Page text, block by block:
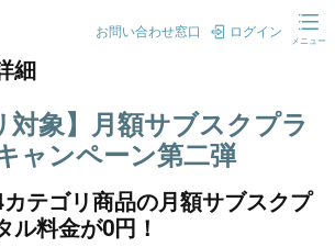
お問い合わせ窓口 ログイン
メニュー
細
対象】月額サブスクプラ
ャンペーン第二弾
テゴリ商品の月額サブスクプ
ル料金が0円！